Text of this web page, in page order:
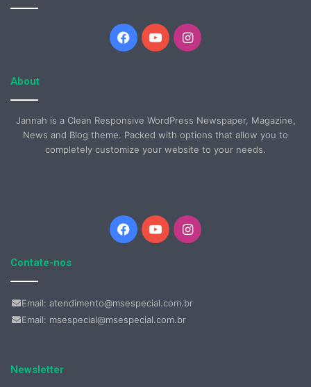
Facebook
YouTubeInstagram
About
Jannah is a Clean Responsive WordPress Newspaper, Magazine,
News and Blog theme. Packed with options that allow you to
completely customize your website to your needs.
Facebook
YouTubeInstagram
Contate-nos
Email: atendimento@msespecial.com.br
Email: msespecial@msespecial.com.br
Newsletter